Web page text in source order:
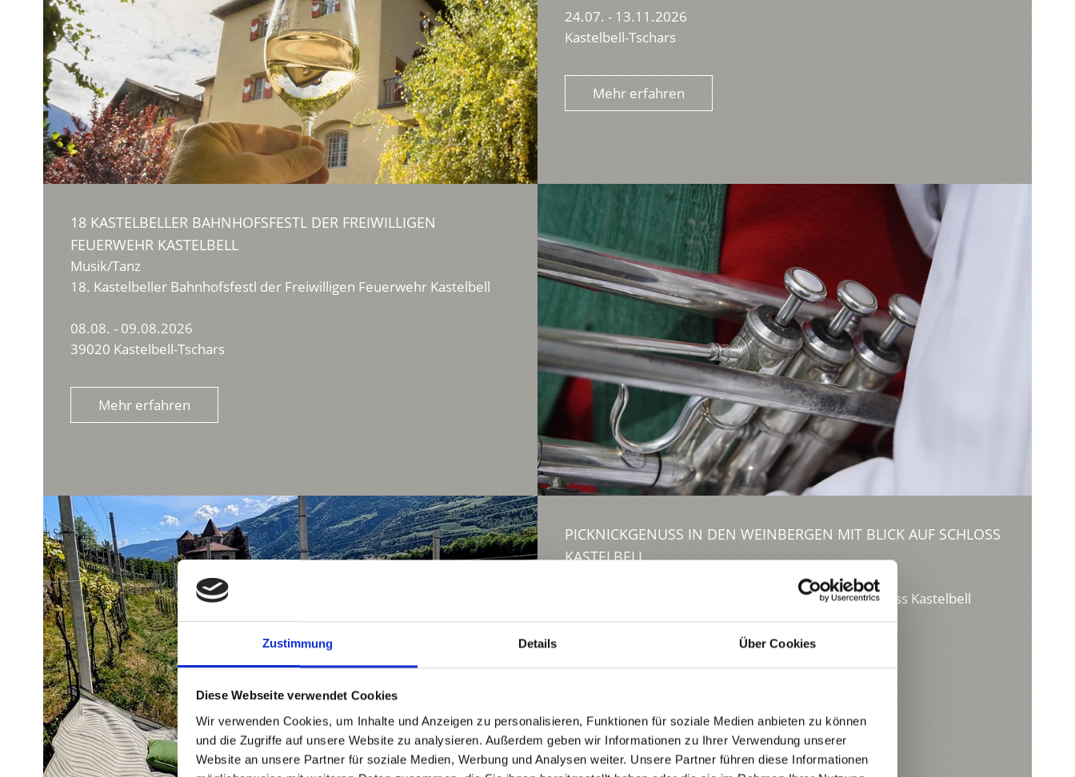
Zustimmung Details Über Cookies
Diese Webseite verwendet Cookies
Wir verwenden Cookies, um Inhalte und Anzeigen zu personalisieren, Funktionen für soziale Medien anbieten zu können
und die Zugriffe auf unsere Website zu analysieren. Außerdem geben wir Informationen zu Ihrer Verwendung unserer
Website an unsere Partner für soziale Medien, Werbung und Analysen weiter. Unsere Partner führen diese Informationen
24.07. - 13.11.2026
Kastelbell-Tschars
Mehr erfahren
18 KASTELBELLER BAHNHOFSFESTL DER FREIWILLIGEN
FEUERWEHR KASTELBELL
Musik/Tanz
18. Kastelbeller Bahnhofsfestl der Freiwilligen Feuerwehr Kastelbell
08.08. - 09.08.2026
39020 Kastelbell-Tschars
Mehr erfahren
PICKNICKGENUSS IN DEN WEINBERGEN MIT BLICK AUF SCHLOSS
KASTELBELL
Picknickgenuss in den Weinbergen mit Blick auf Schloss Kastelbell
Mehr erfahren